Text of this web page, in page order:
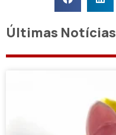
Últimas Notícias